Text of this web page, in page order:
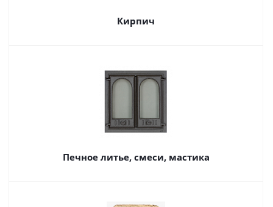
Кирпич
Печное литье, смеси, мастика